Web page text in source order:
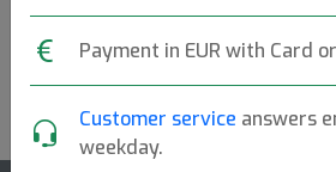
Payment in EUR with Card
Customer service answers
weekday.